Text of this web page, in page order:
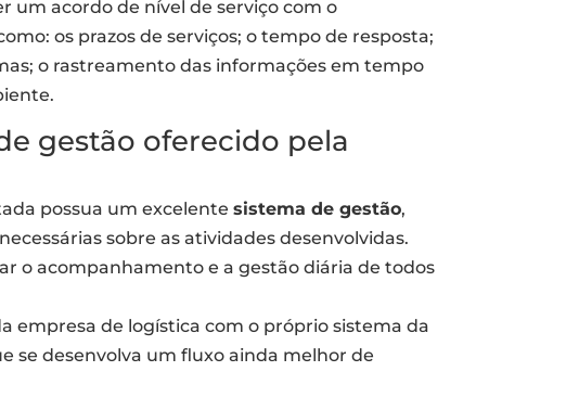
um acordo de nível de serviço com o
os prazos de serviços; o tempo de resposta;
o rastreamento das informações em tempo
gestão oferecido pela
possua um excelente sistema de gestão,
sobre as atividades desenvolvidas.
o acompanhamento e a gestão diária de todos
empresa de logística com o próprio sistema da
se desenvolva um fluxo ainda melhor de